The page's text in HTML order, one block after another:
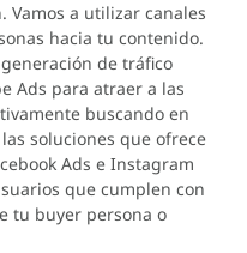
Vamos a utilizar canales
hacia tu contenido.
de tráfico
Ads para atraer a las
buscando en
soluciones que ofrece
Ads e Instagram
que cumplen con
tu buyer persona o